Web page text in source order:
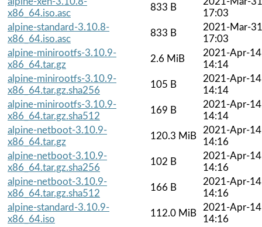
x86_64.iso.asc
833 B
17:03
alpine-standard-3.10.8-
x86_64.iso.asc
833 B
2021-Mar-31
17:03
alpine-minirootfs-3.10.9-
x86_64.tar.gz
2.6 MiB
2021-Apr-14
14:14
alpine-minirootfs-3.10.9-
x86_64.tar.gz.sha256
105 B
2021-Apr-14
14:14
alpine-minirootfs-3.10.9-
x86_64.tar.gz.sha512
169 B
2021-Apr-14
14:14
alpine-netboot-3.10.9-
x86_64.tar.gz
120.3 MiB
2021-Apr-14
14:16
alpine-netboot-3.10.9-
x86_64.tar.gz.sha256
102 B
2021-Apr-14
14:16
alpine-netboot-3.10.9-
x86_64.tar.gz.sha512
166 B
2021-Apr-14
14:16
alpine-standard-3.10.9-
x86_64.iso
112.0 MiB
2021-Apr-14
14:16